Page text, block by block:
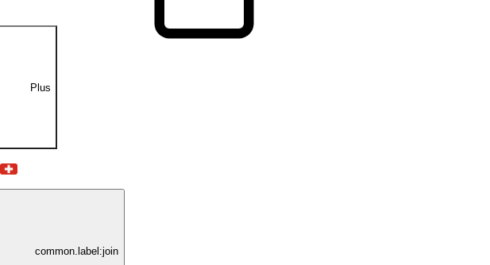
Plus
common.label:join